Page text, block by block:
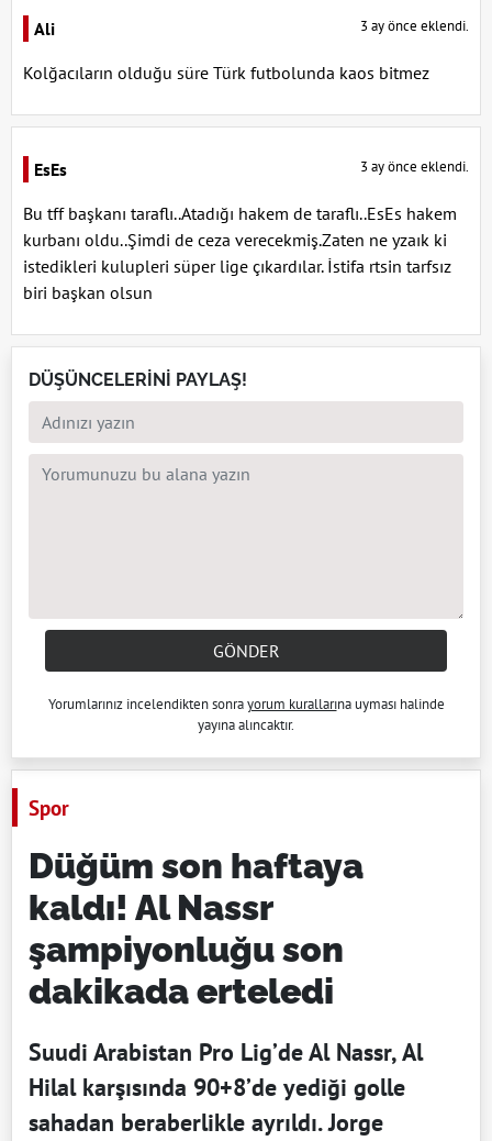
Ali 3 ay önce eklendi.
Kolğacıların olduğu süre Türk futbolunda kaos bitmez
EsEs 3 ay önce eklendi.
Bu tff başkanı taraflı..Atadığı hakem de taraflı..EsEs hakem
kurbanı oldu..Şimdi de ceza verecekmiş.Zaten ne yzaık ki
istedikleri kulupleri süper lige çıkardılar. İstifa rtsin tarfsız
biri başkan olsun
DÜŞÜNCELERİNİ PAYLAŞ!
GÖNDER
Yorumlarınız incelendikten sonrayorum kurallarına uyması halinde
yayına alıncaktır.
Spor
Düğüm son haftaya
kaldı! Al Nassr
şampiyonluğu son
dakikada erteledi
Suudi Arabistan Pro Lig’de Al Nassr, Al
Hilal karşısında 90+8’de yediği golle
sahadan beraberlikle ayrıldı. Jorge